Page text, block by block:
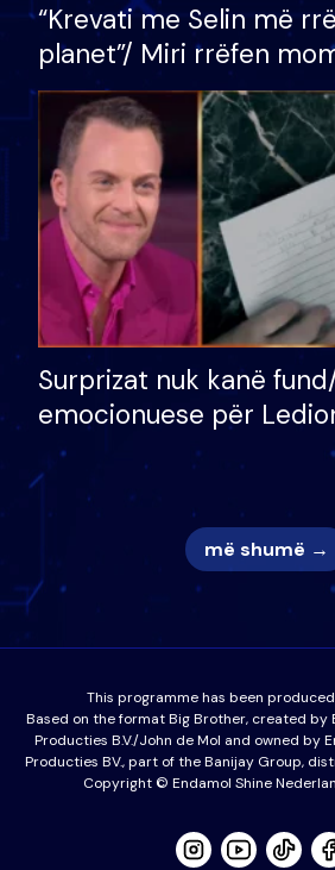
“Krevati me Selin më
planet”/ Miri rrëfen
bukura në shtëpinë e
mungojë zilja e
Surprizat nuk kanë
emocionuese për
nëna dhe fëmijët e tij,
nuk i mban dot lotët:
më shumë →
This programme has been
Based on the format Big Brother, created by
Producties B.V./John de Mol and owned by
Producties BV., part of the Banijay Group,
Copyright © Endamol Shine